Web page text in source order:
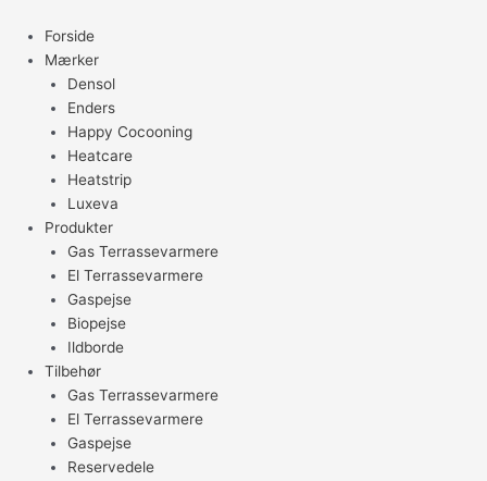
indholdet
Forside
Mærker
Densol
Enders
Happy Cocooning
Heatcare
Heatstrip
Luxeva
Produkter
Gas Terrassevarmere
El Terrassevarmere
Gaspejse
Biopejse
Ildborde
Tilbehør
Gas Terrassevarmere
El Terrassevarmere
Gaspejse
Reservedele